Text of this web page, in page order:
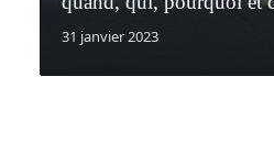
31 janvier 2023